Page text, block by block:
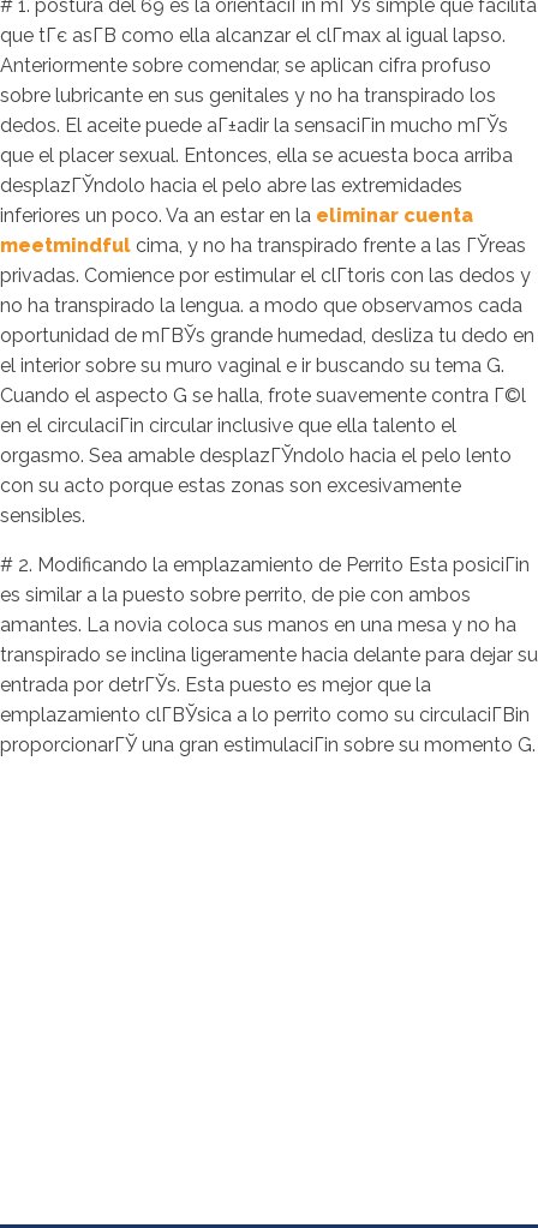
# 1. postura del 69 es la orientaciГіn mГЎs simple que facilita
que tГє asГ­В­ como ella alcanzar el clГ­max al igual lapso.
Anteriormente sobre comendar, se aplican cifra profuso
sobre lubricante en sus genitales y no ha transpirado los
dedos. El aceite puede aГ±adir la sensaciГіn mucho mГЎs
que el placer sexual. Entonces, ella se acuesta boca arriba
desplazГЎndolo hacia el pelo abre las extremidades
inferiores un poco. Va an estar en la eliminar cuenta
meetmindful cima, y no ha transpirado frente a las ГЎreas
privadas. Comience por estimular el clГ­toris con las dedos y
no ha transpirado la lengua. a modo que observamos cada
oportunidad de mГ­ВЎs grande humedad, desliza tu dedo en
el interior sobre su muro vaginal e ir buscando su tema G.
Cuando el aspecto G se halla, frote suavemente contra Г©l
en el circulaciГіn circular inclusive que ella talento el
orgasmo. Sea amable desplazГЎndolo hacia el pelo lento
con su acto porque estas zonas son excesivamente
sensibles.
# 2. Modificando la emplazamiento de Perrito Esta posiciГіn
es similar a la puesto sobre perrito, de pie con ambos
amantes. La novia coloca sus manos en una mesa y no ha
transpirado se inclina ligeramente hacia delante para dejar su
entrada por detrГЎs. Esta puesto es mejor que la
emplazamiento clГ­ВЎsica a lo perrito como su circulaciГ­Віn
proporcionarГЎ una gran estimulaciГіn sobre su momento G.